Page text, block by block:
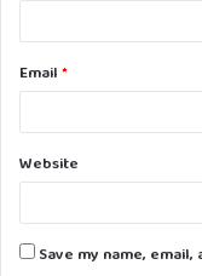
Email *
Website
Save my name,